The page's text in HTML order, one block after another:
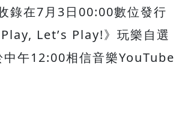
錄在7月 3日 00:00數位發行
Play, Let’s Play!》玩樂自選
中午12:00相信音樂YouTube